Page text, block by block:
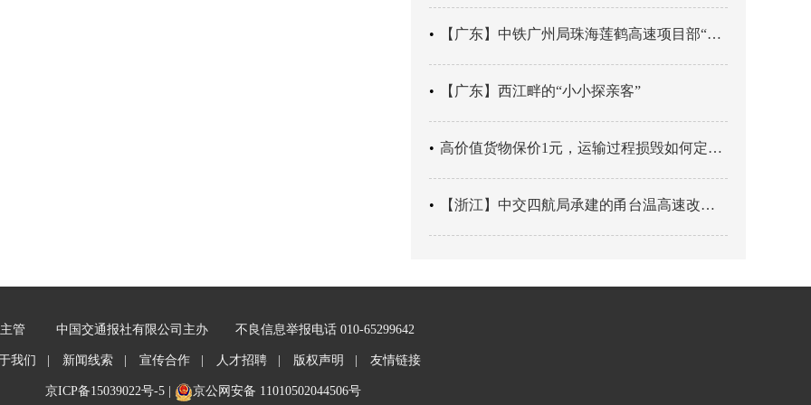
【广东】中铁广州局珠海莲鹤高速项目部“靶向施训”筑牢应急处置防线
【广东】西江畔的“小小探亲客”
高价值货物保价1元，运输过程损毁如何定责？
【浙江】中交四航局承建的甬台温高速改扩建工程台州南段TJ06标段恢复双向通行
管 中国交通报社有限公司主办 不良信息举报电话 010-65299642
我们 | 新闻线索 | 宣传合作 | 人才招聘 | 版权声明 | 友情链接
京ICP备15039022号-5| 京公网安备 11010502044506号